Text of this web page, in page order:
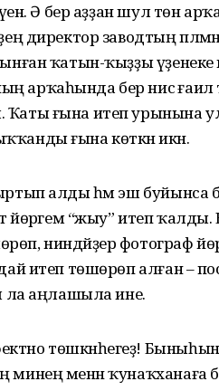
Ә бер аҙҙан шул төн
директор заводтың
ҡатын-ҡыҙҙы үҙенеке
арҡаһында бер нисә ғаилә
Ҡаты ғына итеп урынына
ғына көткән икән.
алды һәм эш буйынса
йөрәгем “жыу” итеп ҡалды.
ниндәйҙер фотограф
итеп төшөрөп алған –
ла аңлашыла ине.
төшкәнһегеҙ! Быныһын
минең менән ҡунаҡханаға